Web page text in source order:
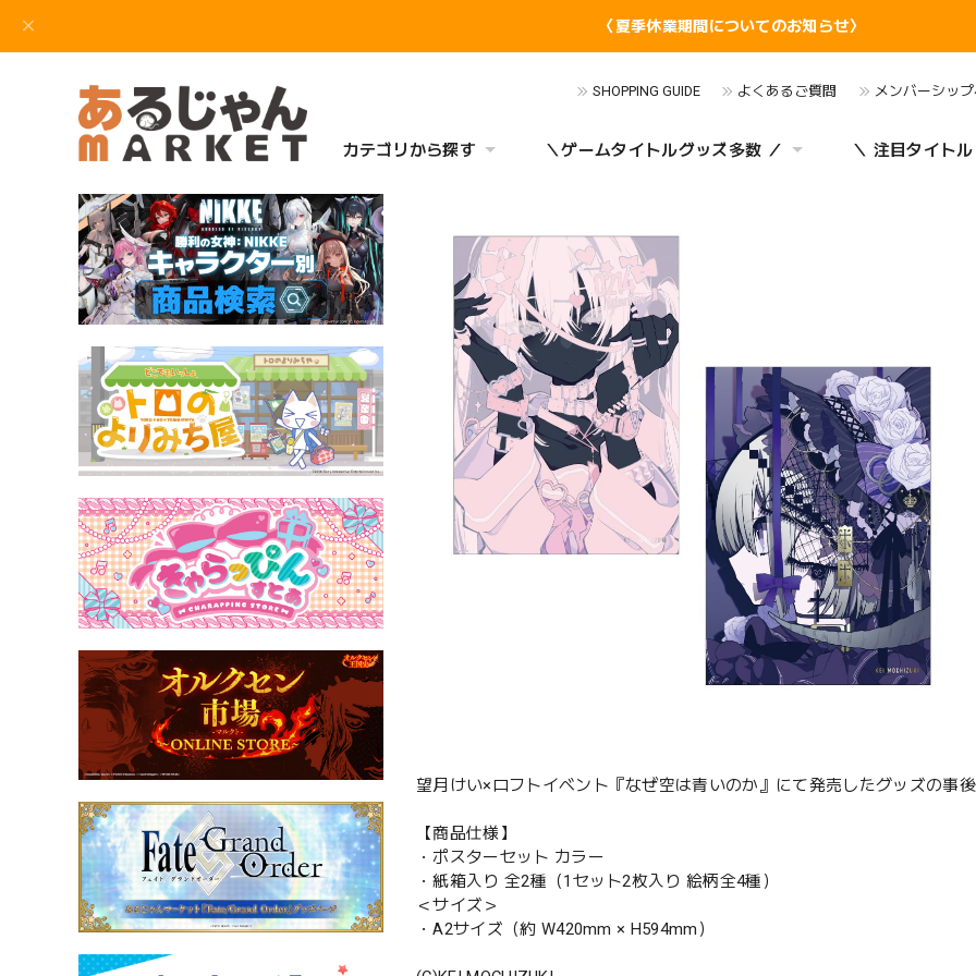
〈夏季休業期間についてのお知らせ〉
SHOPPING GUIDE よくあるご質問 メンバーシッ
カテゴリから探す ＼ゲームタイトルグッズ多数 ／ ＼ 注目タイトル
望月けい×ロフトイベント『なぜ空は青いのか』にて発売したグッズの事後
【商品仕様】
・ポスターセット カラー
・紙箱入り 全2種（1セット2枚入り 絵柄全4種）
＜サイズ＞
・A2サイズ（約 W420mm × H594mm）